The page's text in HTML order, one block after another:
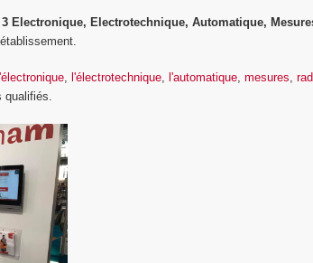
Electronique, Electrotechnique, Automatique,
, l'électrotechnique, l'automatique,mesures,
qualifiés.